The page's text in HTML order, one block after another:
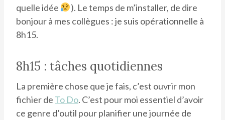
quelle idée
). Le temps de m’installer, de dire
bonjour à mes collègues : je suis opérationnelle à
8h15.
8h15 : tâches quotidiennes
La première chose que je fais, c’est ouvrir mon
fichier de To Do. C’est pour moi essentiel d’avoir
ce genre d’outil pour planifier une journée de